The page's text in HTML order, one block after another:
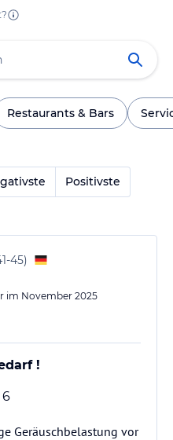
Restaurants & Bars
Positivste
45)
im November 2025
!
6
Geräuschbelastung vor